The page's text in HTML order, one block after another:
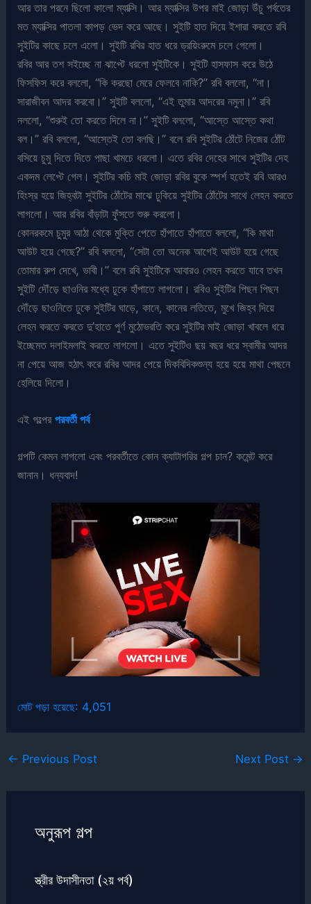
আর তার পরনে ছিলো কালো ম্যাক্সি। আর ম্যাক্সির উপর মাই জোড়া উঁচু পর্বতের
মত ম্যাক্সির পাতলা কাপড় ভেদ করে আছে। সুইটি হাত দিয়ে ইশারা করতে রবি
সুইটির কাছে চলে এলো। সুইটি রবির হাত ধরে ড্রয়িংরুমে চলে গেলো।
রবির আর তশ সইচ্ছে না ঝাপ্টে ধরলো সুইটিকে। সুইটি হাসফাস করে উঠে
ফিসফিস করে বললো, “কি করছো মেরে ফেলবে নাকি?” রবি বললো, “না।
সারাজীবন আদর করবো।” সুইটি বললো, “এই তুমার আদরের নমুনা।” রবি
নললো, “শুরুই তো করতে দিলে না।” সুইটি বললো, “আস্তে আস্তে কথা
বল।” রবি বললো, “আস্তেই তো বলছি।” বলে রবি সুইটির ঠোঁটে নিজের ঠোঁট
বসিয়ে চুমু দিতে দিতে পাছা খামচে ধরলো। এতে রবির দেহের সাথে সুইটির দেহ
একদম লেপ্টে গেল। সুইটির কচি মাই জোড়া রবির বুকে স্পর্শ হতেই রবি আরও
হিংস্র হয়ে জিহ্বটা সুইটির ঠোঁটের মাঝে ঢুকিয়ে সুইটির ঠোঁটের সাথে লেহন করতে
লাগলো। আর রবির বাঁড়াটা ফুঁসতে শুরু করলো।
কোনরকমে চুমুর আঠা থেকে মুক্তি পেতে হাঁপাতে হাঁপাতে বললো, “কি মাথা
আউট হয়ে গেছে?” রবি বললো, “সেটা তো অনেক আগেই আউট হয়ে গেছে
তোমার রুপ দেখে, ভাবী।” বলে রবি সুইটিকে আবারও লেহন করতে যাবে তখন
সুইটি দৌঁড়ে ছাওনির মধ্যে ঢুকে হাঁপাতে লাগলো। রবিও সুইটির পিছন পিছন
দৌঁড়ে ছাওনিতে ঢুকে সুইটির ঘাড়ে, কানে, কানের লতিতে, মুখে জিহ্ব দিয়ে
লেহন করতে করতে দু’হাতে পুর্ণ মুঠোভরতি করে সুইটির মাই জোড়া খাবলে ধরে
ইচ্ছেমত দলাইমলাই করতে লাগলো। এতে সুইটিও ছয় বছর ধরে স্বামীর আদর
না পেয়ে আজ হঠাৎ করে রবির আদর পেয়ে দিকবিদিকশুন্য হয়ে হয়ে মাথা পেছনে
হেলিয়ে দিলো।
এই গল্পেরপরবর্তী পর্ব
গল্পটি কেমন লাগলো এবং পরবর্তীতে কোন ক্যাটাগরির গল্প চান? কমেন্ট করে
জানান। ধন্যবাদ!
মোট পড়া হয়েছে: 4,051
← Previous Post Next Post →
অনুরূপ গল্প
স্ত্রীর উদাসীনতা (২য় পর্ব)